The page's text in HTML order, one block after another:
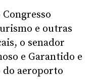
e outras
o senador
e Garantido e
aeroporto